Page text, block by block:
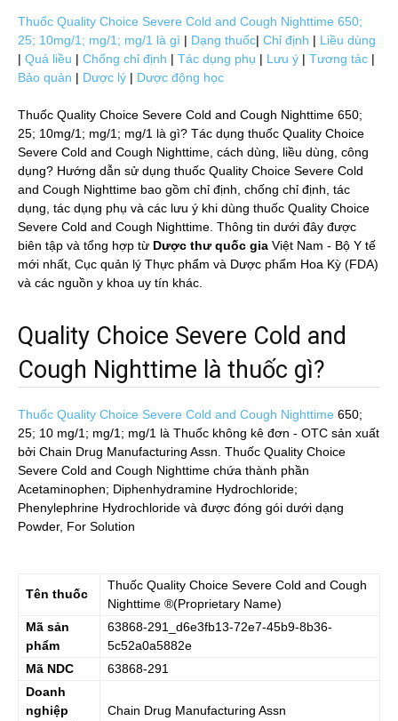
Thuốc Quality Choice Severe Cold and Cough Nighttime 650;
25; 10mg/1; mg/1; mg/1 là gì | Dạng thuốc| Chỉ định | Liều dùng
| Quá liều | Chống chỉ định | Tác dụng phụ | Lưu ý | Tương tác |
Bảo quản | Dược lý | Dược động học
Thuốc Quality Choice Severe Cold and Cough Nighttime 650;
25; 10mg/1; mg/1; mg/1 là gì? Tác dụng thuốc Quality Choice
Severe Cold and Cough Nighttime, cách dùng, liều dùng, công
dụng? Hướng dẫn sử dụng thuốc Quality Choice Severe Cold
and Cough Nighttime bao gồm chỉ định, chống chỉ định, tác
dụng, tác dụng phụ và các lưu ý khi dùng thuốc Quality Choice
Severe Cold and Cough Nighttime. Thông tin dưới đây được
biên tập và tổng hợp từ Dược thư quốc gia Việt Nam - Bộ Y tế
mới nhất, Cục quản lý Thực phẩm và Dược phẩm Hoa Kỳ (FDA)
và các nguồn y khoa uy tín khác.
Quality Choice Severe Cold and
Cough Nighttime là thuốc gì?
Thuốc Quality Choice Severe Cold and Cough Nighttime 650;
25; 10 mg/1; mg/1; mg/1 là Thuốc không kê đơn - OTC sản xuất
bởi Chain Drug Manufacturing Assn. Thuốc Quality Choice
Severe Cold and Cough Nighttime chứa thành phần
Acetaminophen; Diphenhydramine Hydrochloride;
Phenylephrine Hydrochloride và được đóng gói dưới dạng
Powder, For Solution
Tên thuốc
Thuốc Quality Choice Severe Cold and Cough
Nighttime ®(Proprietary Name)
Mã sản
phẩm
63868-291_d6e3fb13-72e7-45b9-8b36-
5c52a0a5882e
Mã NDC
63868-291
Doanh
nghiệp
Chain Drug Manufacturing Assn